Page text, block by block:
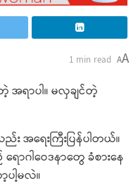
1 min read AA
အရာပါ။ မလှချင်တဲ့
အရေးကြီးပြန်ပါတယ်။
ာဂါဝေဒနာတွေ ခံစားနေ
ါ့မလဲ။